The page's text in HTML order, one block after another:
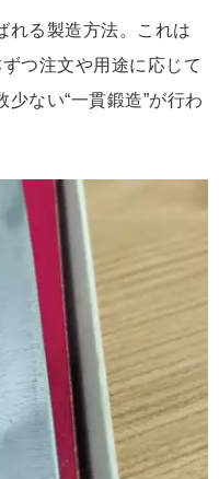
れる製造方法。これは
つ注文や用途に応じて
ない“一貫鍛造”が行わ